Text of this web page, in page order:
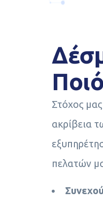
Στόχος
ακρίβεια
πελατών